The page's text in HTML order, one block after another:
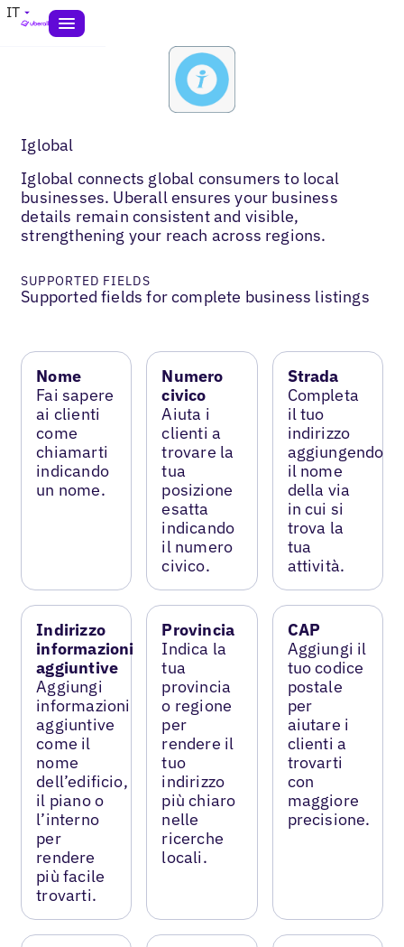
IT
Iglobal
Iglobal connects global consumers to local
businesses. Uberall ensures your business
details remain consistent and visible,
strengthening your reach across regions.
SUPPORTED FIELDS
Supported fields for complete business listings
Nome
Fai sapere
ai clienti
come
chiamarti
indicando
un nome.
Numero
civico
Aiuta i
clienti a
trovare la
tua
posizione
esatta
indicando
il numero
civico.
Strada
Completa
il tuo
indirizzo
aggiungendo
il nome
della via
in cui si
trova la
tua
attività.
Indirizzo
informazioni
aggiuntive
Aggiungi
informazioni
aggiuntive
come il
nome
dell’edificio,
il piano o
l’interno
per
rendere
più facile
trovarti.
Provincia
Indica la
tua
provincia
o regione
per
rendere il
tuo
indirizzo
più chiaro
nelle
ricerche
locali.
CAP
Aggiungi il
tuo codice
postale
per
aiutare i
clienti a
trovarti
con
maggiore
precisione.